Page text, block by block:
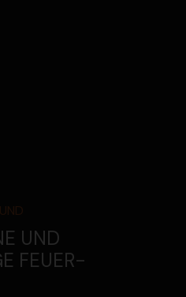
UND
FEUER­